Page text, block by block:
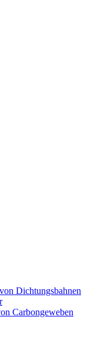
Dichtungsbahnen
Carbongeweben